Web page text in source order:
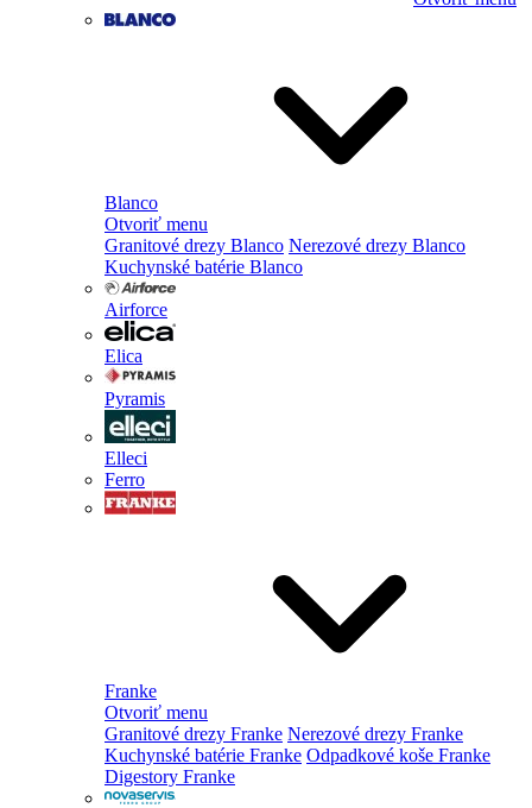
Blanco
Otvoriť menu
Granitové drezy Blanco Nerezové drezy Blanco
Kuchynské batérie Blanco
Airforce
Elica
Pyramis
Elleci
Ferro
Franke
Otvoriť menu
Granitové drezy Franke Nerezové drezy Franke
Kuchynské batérie Franke Odpadkové koše Franke
Digestory Franke